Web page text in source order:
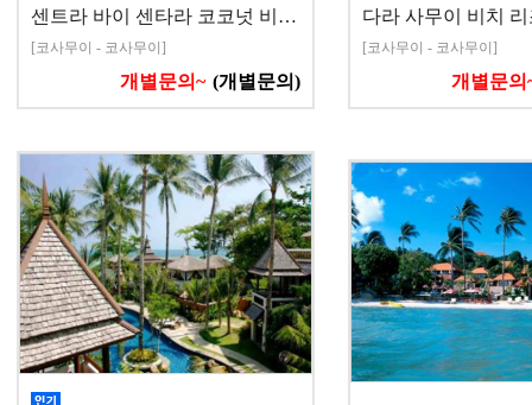
센트라 바이 센타라 코코넛 비…
[코사무이 - 코사무이]
개별문의~ (개별문의)
다라 사무이 비치
[코사무이 - 코사무이]
개별문의